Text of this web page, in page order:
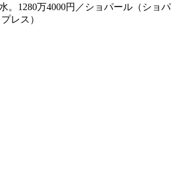
。1280万4000円／ショパール（ショパ
レス）